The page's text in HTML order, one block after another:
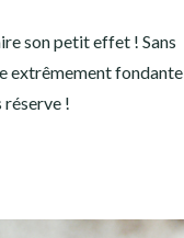
son petit effet ! Sans
extrêmement fondante
!